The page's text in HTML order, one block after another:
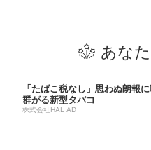
あな
「たばこ税なし」思わぬ朗報
群がる新型タバコ
株式会社HAL AD